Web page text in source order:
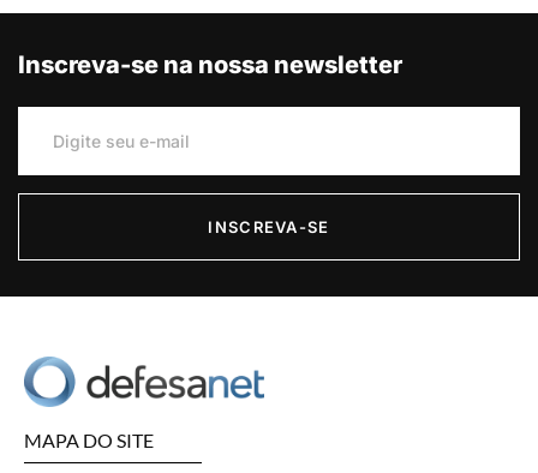
Inscreva-se na nossa newsletter
INSCREVA-SE
MAPA DO SITE